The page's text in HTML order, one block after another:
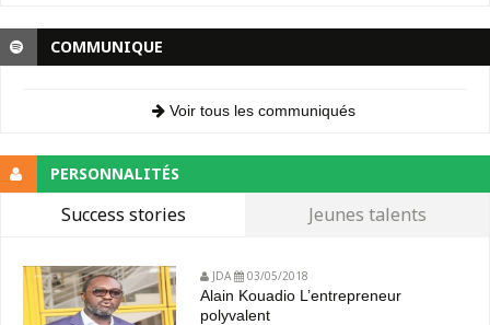
COMMUNIQUE
Voir tous les communiqués
PERSONNALITÉS
Success stories Jeunes talents
JDA 03/05/2018
Alain Kouadio L’entrepreneur
polyvalent